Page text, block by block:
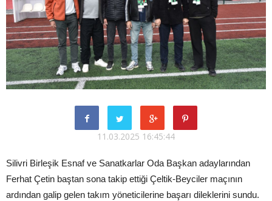
11.03.2025 16:45:44
Silivri Birleşik Esnaf ve Sanatkarlar Oda Başkan adaylarından
Ferhat Çetin baştan sona takip ettiği Çeltik-Beyciler maçının
ardından galip gelen takım yöneticilerine başarı dileklerini sundu.